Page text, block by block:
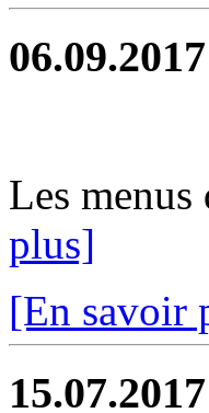
06.09.2017
Les menus
plus]
[En savoir
15.07.2017